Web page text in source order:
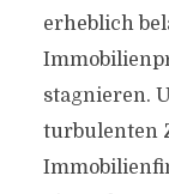
erheblich
stagnieren.
turbulenten